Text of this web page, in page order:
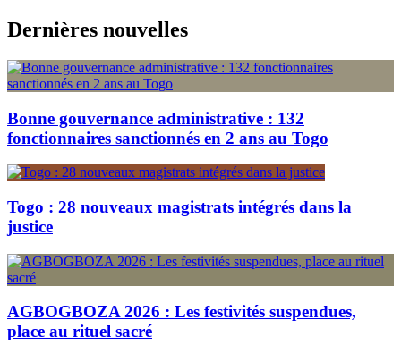
Skip
to
content
Dernières nouvelles
Bonne gouvernance administrative : 132
fonctionnaires sanctionnés en 2 ans au Togo
Togo : 28 nouveaux magistrats intégrés dans la
justice
AGBOGBOZA 2026 : Les festivités suspendues,
place au rituel sacré